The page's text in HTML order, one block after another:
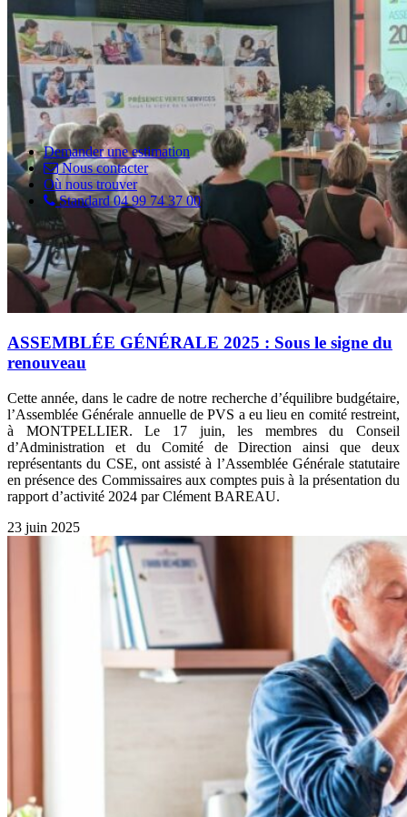
ASSEMBLÉE GÉNÉRALE 2025 : Sous le signe du
renouveau
Cette année, dans le cadre de notre recherche d’équilibre budgétaire,
l’Assemblée Générale annuelle de PVS a eu lieu en comité restreint,
à MONTPELLIER. Le 17 juin, les membres du Conseil
d’Administration et du Comité de Direction ainsi que deux
représentants du CSE, ont assisté à l’Assemblée Générale statutaire
en présence des Commissaires aux comptes puis à la présentation du
rapport d’activité 2024 par Clément BAREAU.
23 juin 2025
Demander une estimation
Nous contacter
Où nous trouver
Standard 04 99 74 37 00